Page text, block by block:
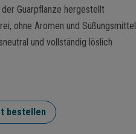
Guarpflanze hergestellt
ohne Aromen und Süßungsmittel
und vollständig löslich
bestellen